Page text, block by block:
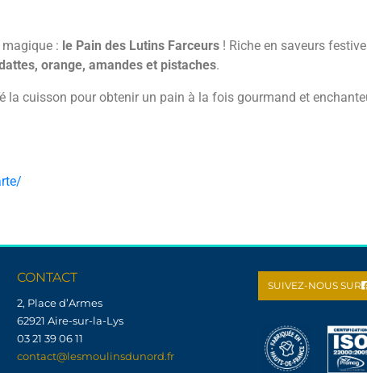
: le Pain des Lutins Farceurs ! Riche en saveurs
orange, amandes et pistaches.
la cuisson pour obtenir un pain à la fois gourmand et
CONTACT
2, Place d’Armes
62921 Aire-sur-la-Lys
03 21 39 06 11
contact@lesmoulinsdunord.fr
SUIVEZ-NOUS SUR